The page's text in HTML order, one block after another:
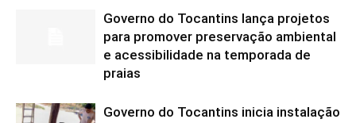
Governo do Tocantins lança projetos
para promover preservação ambiental
e acessibilidade na temporada de
praias
Governo do Tocantins inicia instalação